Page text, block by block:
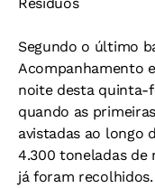
Segundo o último
Acompanhamento
noite desta quinta-
quando as
avistadas ao longo
4.300 toneladas de
já foram